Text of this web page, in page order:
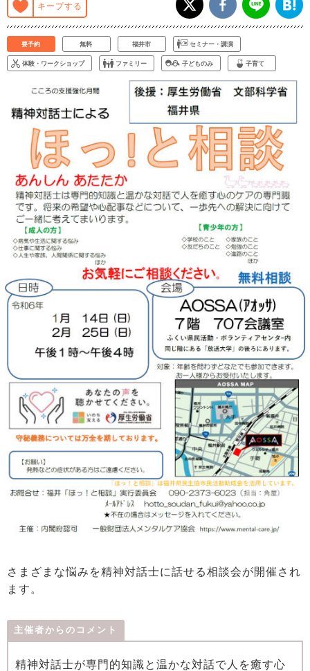
キープする
要予約 無料 福井市 セミナー・講演
体験・ワークショップ ファミリー 子どものみ 子育て
さまざまな悩みを精神対話士に話せる相談会が開催され
ます。
主催者からのコメント
精神対話士が専門的知識と温かな対話で人を癒す心